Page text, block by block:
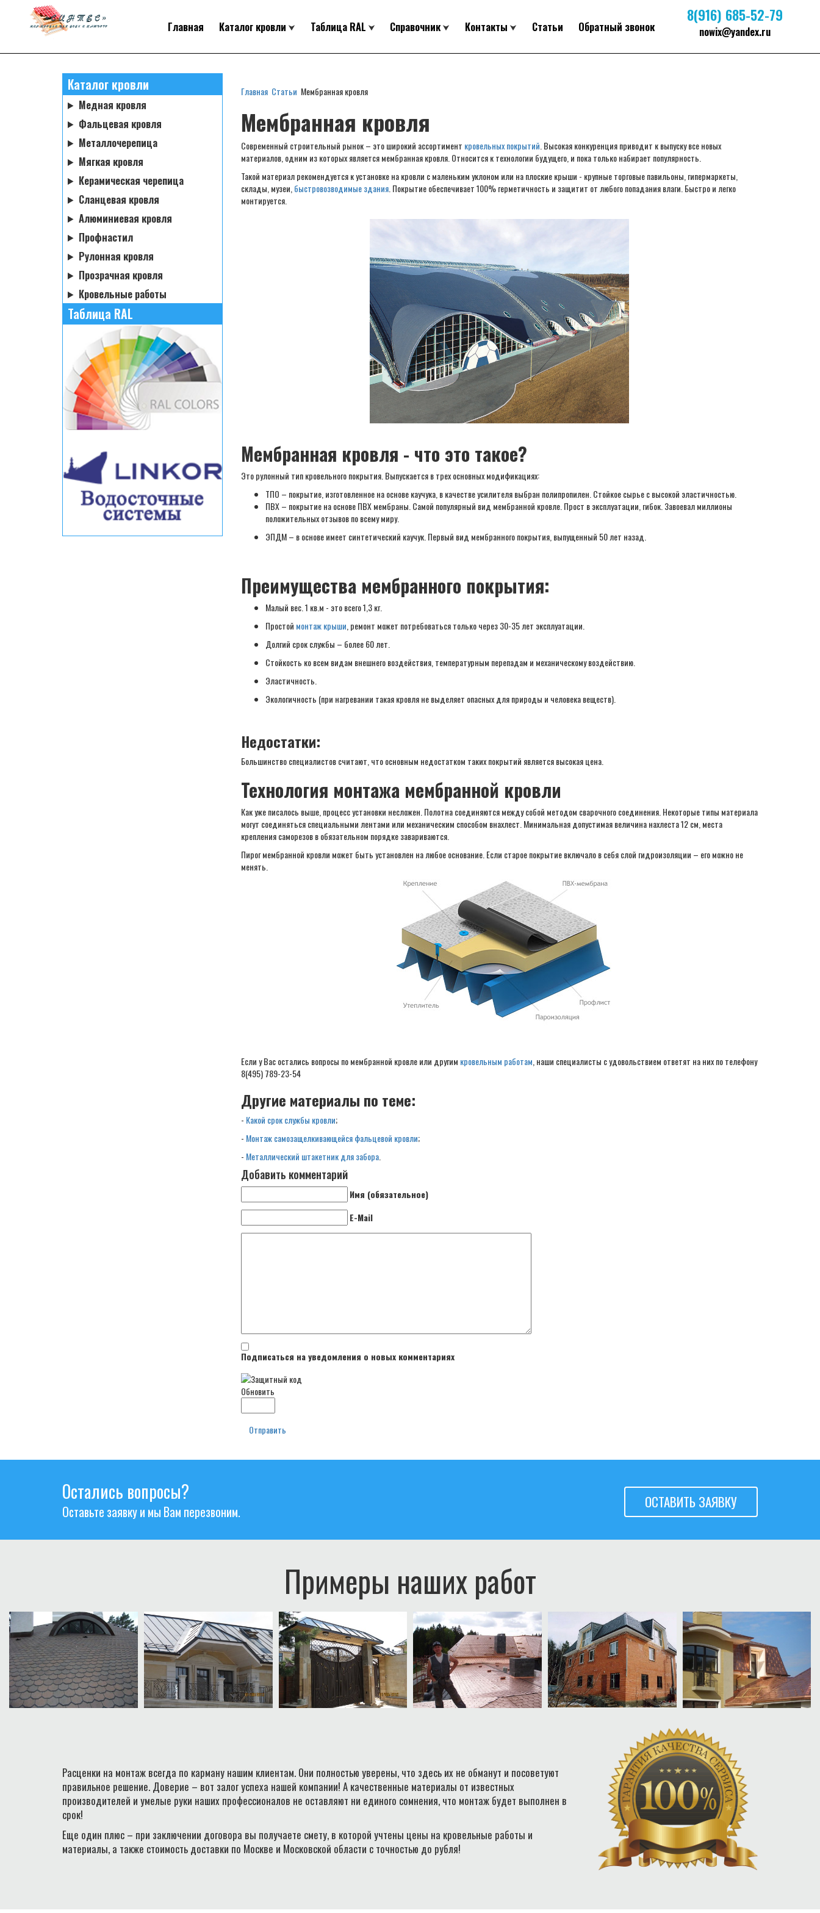
Главная Каталог кровли Таблица RAL Справочник Контакты Статьи Обратный звонок
8(916) 685-52-79
nowix@yandex.ru
Каталог кровли
Медная кровля
Фальцевая кровля
Металлочерепица
Мягкая кровля
Керамическая черепица
Сланцевая кровля
Алюминиевая кровля
Профнастил
Рулонная кровля
Прозрачная кровля
Кровельные работы
Таблица RAL
Главная Статьи Мембранная кровля
Мембранная кровля
Современный строительный рынок – это широкий ассортимент кровельных покрытий . Высокая конкуренция приводит к выпуску все новых
материалов, одним из которых является мембранная кровля. Относится к технологии будущего, и пока только набирает популярность.
Такой материал рекомендуется к установке на кровли с маленьким уклоном или на плоские крыши - крупные торговые павильоны, гипермаркеты,
склады, музеи, быстровозводимые здания. Покрытие обеспечивает 100% герметичность и защитит от любого попадания влаги. Быстро и легко
монтируется.
Мембранная кровля - что это такое?
Это рулонный тип кровельного покрытия. Выпускается в трех основных модификациях:
ТПО – покрытие, изготовленное на основе каучука, в качестве усилителя выбран полипропилен. Стойкое сырье с высокой эластичностью.
ПВХ – покрытие на основе ПВХ мембраны. Самой популярный вид мембранной кровле. Прост в эксплуатации, гибок. Завоевал миллионы
положительных отзывов по всему миру.
ЭПДМ – в основе имеет синтетический каучук. Первый вид мембранного покрытия, выпущенный 50 лет назад.
Преимущества мембранного покрытия:
Малый вес. 1 кв.м - это всего 1,3 кг.
Простой монтаж крыши , ремонт может потребоваться только через 30-35 лет эксплуатации.
Долгий срок службы – более 60 лет.
Стойкость ко всем видам внешнего воздействия, температурным перепадам и механическому воздействию.
Эластичность.
Экологичность (при нагревании такая кровля не выделяет опасных для природы и человека веществ).
Недостатки:
Большинство специалистов считают, что основным недостатком таких покрытий является высокая цена.
Технология монтажа мембранной кровли
Как уже писалось выше, процесс установки несложен. Полотна соединяются между собой методом сварочного соединения. Некоторые типы материала
могут соединяться специальными лентами или механическим способом внахлест. Минимальная допустимая величина нахлеста 12 см, места
крепления саморезов в обязательном порядке завариваются.
Пирог мембранной кровли может быть установлен на любое основание. Если старое покрытие включало в себя слой гидроизоляции – его можно не
менять.
Если у Вас остались вопросы по мембранной кровле или другим кровельным работам , наши специалисты с удовольствием ответят на них по телефону
8(495) 789-23-54
Другие материалы по теме:
- Какой срок службы кровли;
- Монтаж самозащелкивающейся фальцевой кровли;
- Металлический штакетник для забора.
Добавить комментарий
Имя (обязательное)
E-Mail
Подписаться на уведомления о новых комментариях
Обновить
Отправить
Остались вопросы?
Оставьте заявку и мы Вам перезвоним.
ОСТАВИТЬ ЗАЯВКУ
Примеры наших работ
Расценки на монтаж всегда по карману нашим клиентам. Они полностью уверены, что здесь их не обманут и посоветуют
правильное решение. Доверие – вот залог успеха нашей компании! А качественные материалы от известных
производителей и умелые руки наших профессионалов не оставляют ни единого сомнения, что монтаж будет выполнен в
срок!
Еще один плюс – при заключении договора вы получаете смету, в которой учтены цены на кровельные работы и
материалы, а также стоимость доставки по Москве и Московской области с точностью до рубля!